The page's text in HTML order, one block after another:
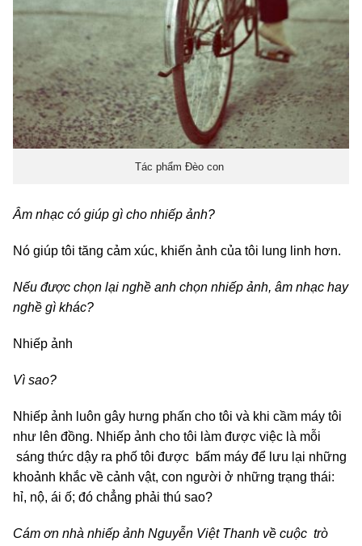
Tác phẩm Đèo con
Âm nhạc có giúp gì cho nhiếp ảnh?
Nó giúp tôi tăng cảm xúc, khiến ảnh của tôi lung linh hơn.
Nếu được chọn lại nghề anh chọn nhiếp ảnh, âm nhạc hay
nghề gì khác?
Nhiếp ảnh
Vì sao?
Nhiếp ảnh luôn gây hưng phấn cho tôi và khi cầm máy tôi
như lên đồng. Nhiếp ảnh cho tôi làm được việc là mỗi
sáng thức dậy ra phố tôi được bấm máy để lưu lại những
khoảnh khắc về cảnh vật, con người ở những trạng thái:
hỉ, nộ, ái ố; đó chẳng phải thú sao?
Cám ơn nhà nhiếp ảnh Nguyễn Việt Thanh về cuộc trò